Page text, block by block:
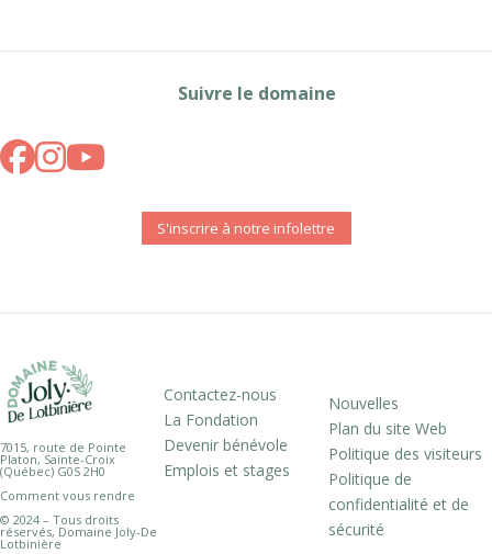
Suivre le domaine
S'inscrire à notre infolettre
7015, route de Pointe
Platon, Sainte-Croix
(Québec) G0S 2H0
Comment vous rendre
© 2024 – Tous droits
réservés, Domaine Joly-De
Lotbinière
Contactez-nous
La Fondation
Devenir bénévole
Emplois et stages
Nouvelles
Plan du site Web
Politique des visiteurs
Politique de
confidentialité et de
sécurité